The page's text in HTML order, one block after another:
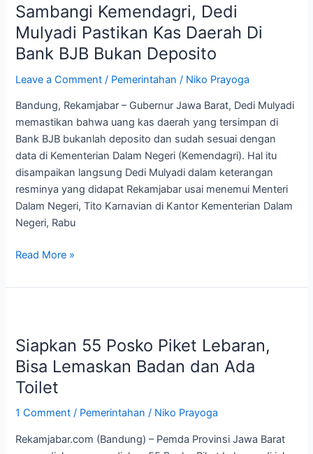
Sambangi Kemendagri, Dedi
Mulyadi Pastikan Kas Daerah Di
Bank BJB Bukan Deposito
Leave a Comment / Pemerintahan / Niko Prayoga
Bandung, Rekamjabar – Gubernur Jawa Barat, Dedi Mulyadi
memastikan bahwa uang kas daerah yang tersimpan di
Bank BJB bukanlah deposito dan sudah sesuai dengan
data di Kementerian Dalam Negeri (Kemendagri). Hal itu
disampaikan langsung Dedi Mulyadi dalam keterangan
resminya yang didapat Rekamjabar usai menemui Menteri
Dalam Negeri, Tito Karnavian di Kantor Kementerian Dalam
Negeri, Rabu
Dedi
Mulyadi
Pastikan
Kas
Daerah
Bank
BJB
Bukan
Deposito
Read More »
Siapkan 55 Posko Piket Lebaran,
Bisa Lemaskan Badan dan Ada
Toilet
1 Comment / Pemerintahan / Niko Prayoga
Rekamjabar.com (Bandung) – Pemda Provinsi Jawa Barat
Posko
Piket
Lebaran,
Bisa
Lemaskan
dan